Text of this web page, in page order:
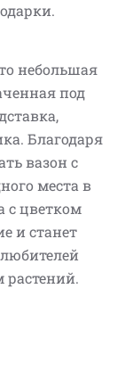
небольшая
под
Благодаря
вазон с
места в
с цветком
и станет
растений.